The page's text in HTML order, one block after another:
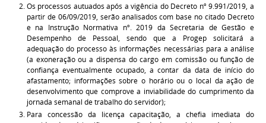
Os processos autuados após a vigência do Decreto nº 9.991/2019, a
partir de 06/09/2019, serão analisados com base no citado Decreto
e na Instrução Normativa nº. 2019 da Secretaria de Gestão e
Desempenho de Pessoal, sendo que a Progep solicitará a
adequação do processo às informações necessárias para a análise
(a exoneração ou a dispensa do cargo em comissão ou função de
confiança eventualmente ocupado, a contar da data de início do
afastamento; informações sobre o horário ou o local da ação de
desenvolvimento que comprove a inviabilidade do cumprimento da
jornada semanal de trabalho do servidor);
Para concessão da licença capacitação, a chefia imediata do